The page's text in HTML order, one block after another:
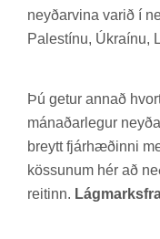
neyð­ar­vina var­ið í
Palestínu, Úkraínu,
Þú get­ur ann­að
mán­að­ar­leg­ur
breytt fjár­hæð­inni
köss­un­um hér að
reit­inn.